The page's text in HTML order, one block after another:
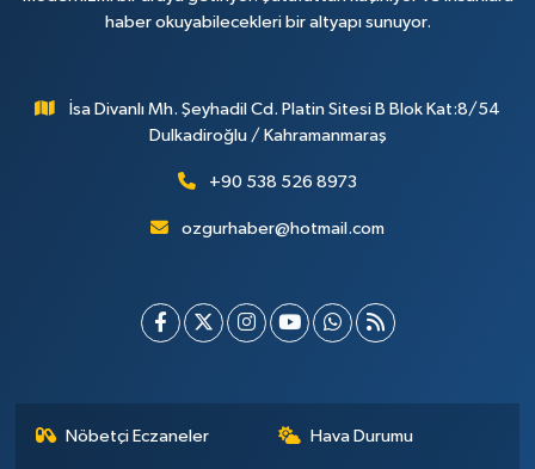
haber okuyabilecekleri bir altyapı sunuyor.
İsa Divanlı Mh. Şeyhadil Cd. Platin Sitesi B Blok Kat:8/54
Dulkadiroğlu / Kahramanmaraş
+90 538 526 8973
ozgurhaber@hotmail.com
Nöbetçi Eczaneler Hava Durumu